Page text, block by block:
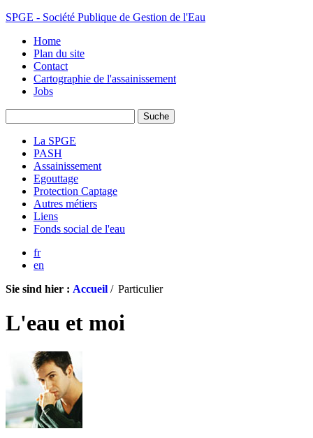
SPGE - Société Publique de Gestion de l'Eau
Home
Plan du site
Contact
Cartographie de l'assainissement
Jobs
La SPGE
PASH
Assainissement
Egouttage
Protection Captage
Autres métiers
Liens
Fonds social de l'eau
fr
en
Sie sind hier : Accueil / Particulier
L'eau et moi